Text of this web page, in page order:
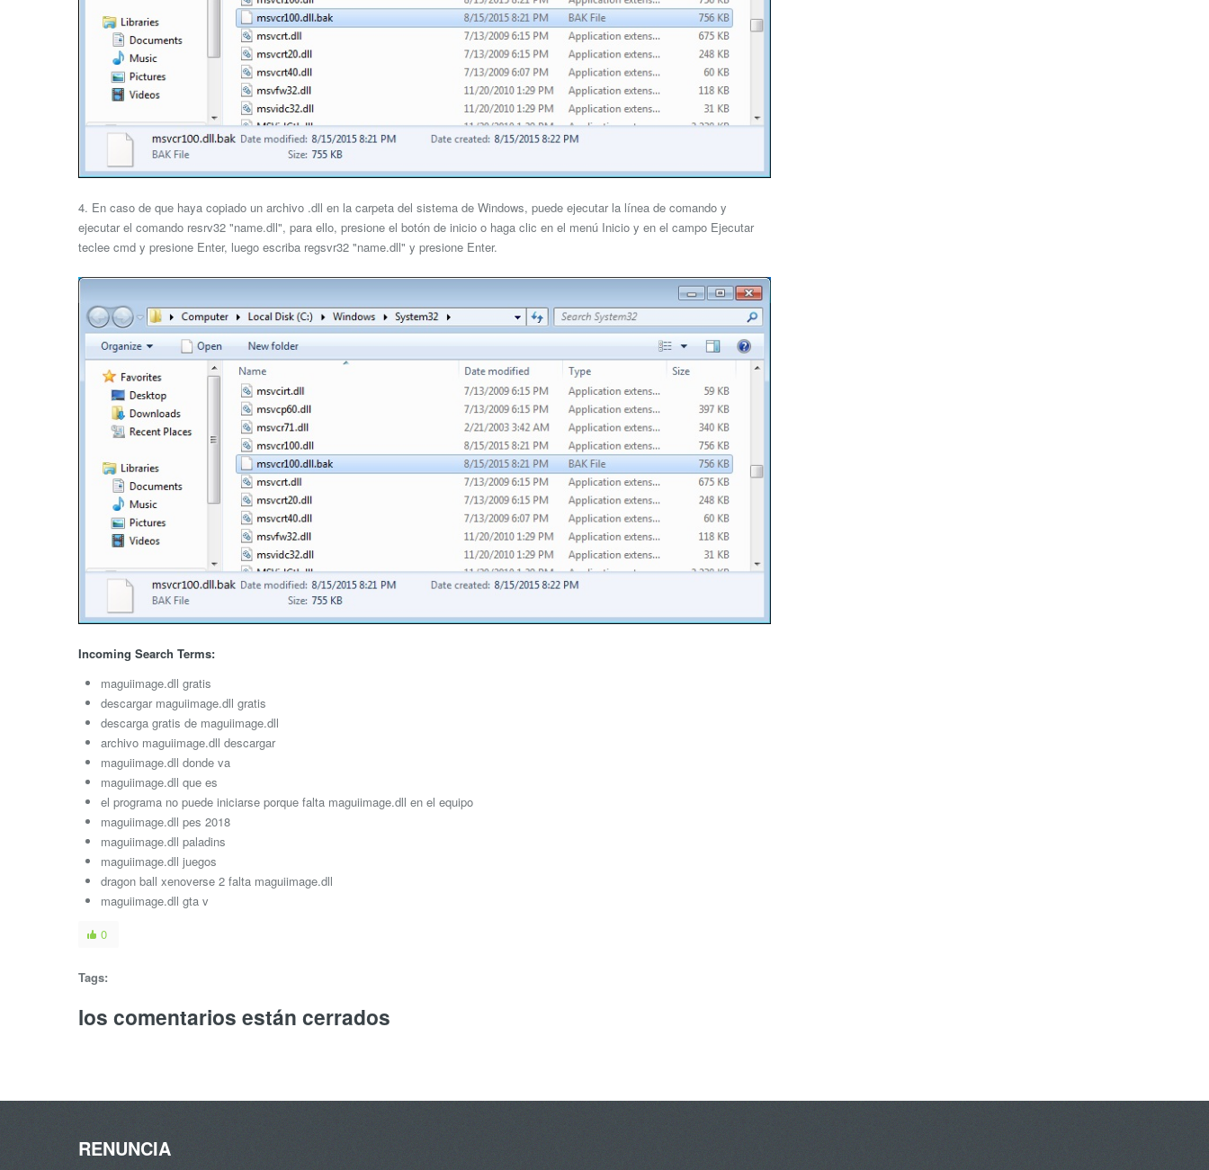
4. En caso de que haya copiado un archivo .dll en la carpeta del sistema de Windows, puede ejecutar la línea de comando y
ejecutar el comando resrv32 "name.dll", para ello, presione el botón de inicio o haga clic en el menú Inicio y en el campo Ejecutar
teclee cmd y presione Enter, luego escriba regsvr32 "name.dll" y presione Enter.
Incoming Search Terms:
maguiimage.dll gratis
descargar maguiimage.dll gratis
descarga gratis de maguiimage.dll
archivo maguiimage.dll descargar
maguiimage.dll donde va
maguiimage.dll que es
el programa no puede iniciarse porque falta maguiimage.dll en el equipo
maguiimage.dll pes 2018
maguiimage.dll paladins
maguiimage.dll juegos
dragon ball xenoverse 2 falta maguiimage.dll
maguiimage.dll gta v
0
Tags:
los comentarios están cerrados
RENUNCIA